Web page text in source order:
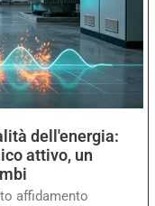
dell'energia:
attivo, un
affidamento